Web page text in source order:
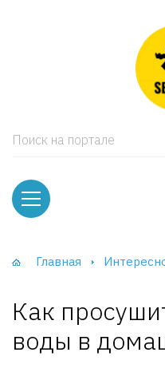
Поиск на портале
Главная
Как
воды в
и тумбы